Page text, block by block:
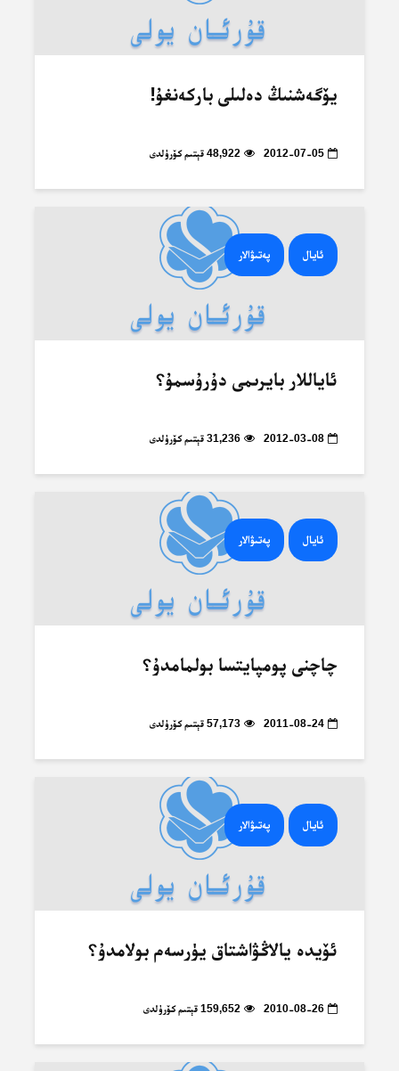
يۆگەشنىڭ دەلىلى باركەنغۇ!
2012-07-05 48,922 قېتىم كۆرۈلدى
ئايال پەتىۋالار
ئاياللار بايرىمى دۇرۇسمۇ؟
2012-03-08 31,236 قېتىم كۆرۈلدى
ئايال پەتىۋالار
چاچنى پومپايتسا بولمامدۇ؟
2011-08-24 57,173 قېتىم كۆرۈلدى
ئايال پەتىۋالار
ئۆيدە يالاڭۋاشتاق يۈرسەم بولامدۇ؟
2010-08-26 159,652 قېتىم كۆرۈلدى